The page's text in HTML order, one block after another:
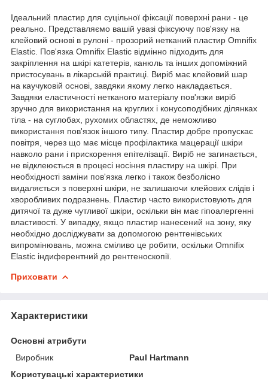
Ідеальний пластир для суцільної фіксації поверхні рани - це
реально. Представляємо вашій увазі фіксуючу пов'язку на
клейовий основі в рулоні - прозорий нетканий пластир Omnifix
Elastic. Пов'язка Omnifix Elastic відмінно підходить для
закріплення на шкірі катетерів, канюль та інших допоміжний
пристосувань в лікарській практиці. Виріб має клейовий шар
на каучуковій основі, завдяки якому легко накладається.
Завдяки еластичності нетканого матеріалу пов'язки виріб
зручно для використання на круглих і конусоподібних ділянках
тіла - на суглобах, рухомих областях, де неможливо
використання пов'язок іншого типу. Пластир добре пропускає
повітря, через що має місце профілактика мацерації шкіри
навколо рани і прискорення епітелізації. Виріб не загинається,
не відклеюється в процесі носіння пластиру на шкірі. При
необхідності заміни пов'язка легко і також безболісно
видаляється з поверхні шкіри, не залишаючи клейових слідів і
хворобливих подразнень. Пластир часто використовують для
дитячої та дуже чутливої шкіри, оскільки він має гіпоалергенні
властивості. У випадку, якщо пластир нанесений на зону, яку
необхідно досліджувати за допомогою рентгенівських
випромінювань, можна сміливо це робити, оскільки Omnifix
Elastic індиферентний до рентгеноскопії.
Приховати
Характеристики
Основні атрибути
Виробник
Paul Hartmann
Користувацькі характеристики